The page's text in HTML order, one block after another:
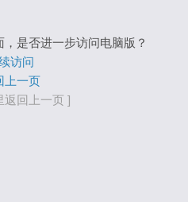
是否进一步访问电脑版？
访问
上一页
返回上一页 ]